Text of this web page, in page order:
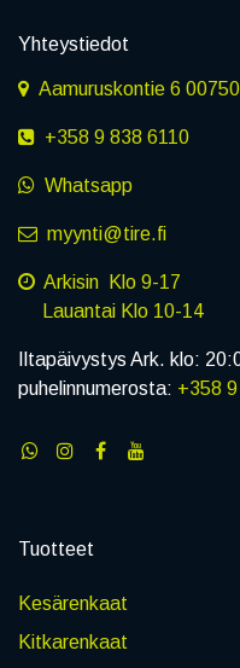
Yhteystiedot
Aamuruskontie 6
+358 9 838 6110
Whatsapp
myynti@tire.fi
Arkisin Klo 9-17
Lauantai Klo 10-14
Iltapäivystys Ark. klo:
puhelinnumerosta: +358
Tuotteet
Kesärenkaat
Kitkarenkaat